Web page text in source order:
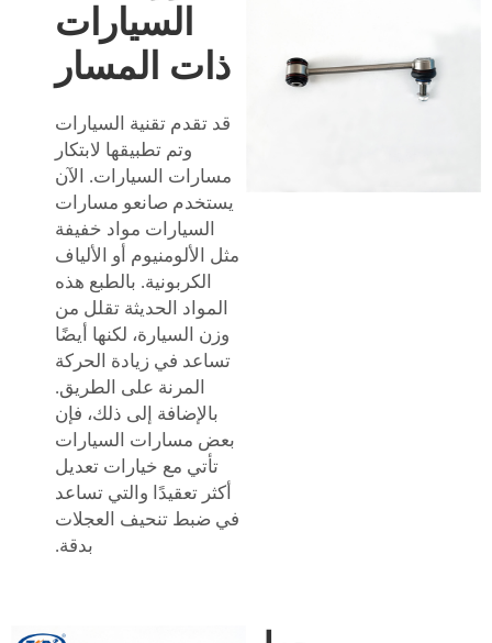
السيارات
ذات المسار
قد تقدم تقنية السيارات
وتم تطبيقها لابتكار
مسارات السيارات. الآن
يستخدم صانعو مسارات
السيارات مواد خفيفة
مثل الألومنيوم أو الألياف
الكربونية. بالطبع هذه
المواد الحديثة تقلل من
وزن السيارة، لكنها أيضًا
تساعد في زيادة الحركة
المرنة على الطريق.
بالإضافة إلى ذلك، فإن
بعض مسارات السيارات
تأتي مع خيارات تعديل
أكثر تعقيدًا والتي تساعد
في ضبط تنحيف العجلات
بدقة.